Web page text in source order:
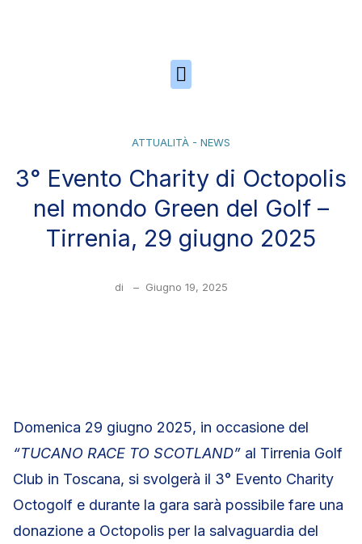
ATTUALITÀ - NEWS
3° Evento Charity di Octopolis
nel mondo Green del Golf –
Tirrenia, 29 giugno 2025
di – Giugno 19, 2025
Domenica 29 giugno 2025, in occasione del
“TUCANO RACE TO SCOTLAND” al Tirrenia Golf
Club in Toscana, si svolgerà il 3° Evento Charity
Octogolf e durante la gara sarà possibile fare una
donazione a Octopolis per la salvaguardia del